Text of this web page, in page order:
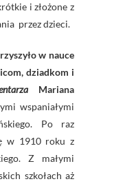
i złożone z
przez dzieci.
w nauce
dziadkom i
Mariana
wspaniałymi
Po raz
w 1910 roku z
Z małymi
szkołach aż